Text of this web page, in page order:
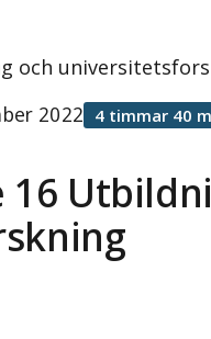
och
2022 4 timmar 40